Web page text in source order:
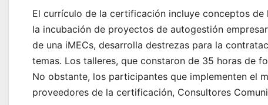
El currículo de la certificación incluye conceptos
la incubación de proyectos de autogestión
de una iMECs, desarrolla destrezas para la
temas. Los talleres, que constaron de 35 horas de
No obstante, los participantes que implementen el
proveedores de la certificación, Consultores